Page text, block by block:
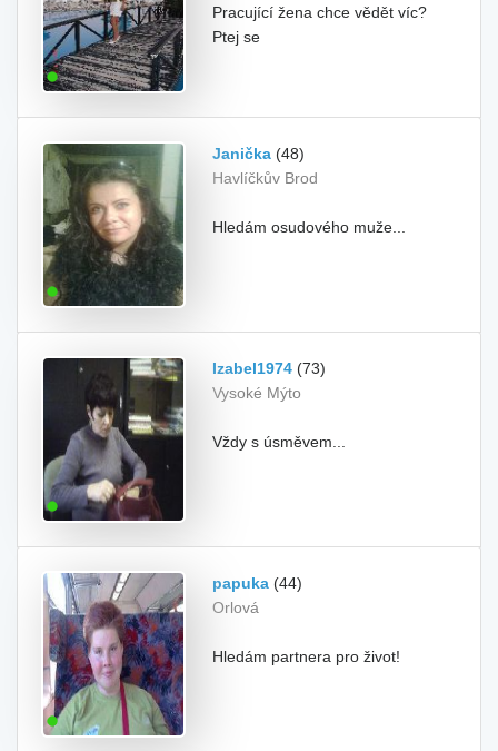
Pracující žena chce vědět víc?
Ptej se
Janička (48)
Havlíčkův Brod
Hledám osudového muže...
Izabel1974 (73)
Vysoké Mýto
Vždy s úsměvem...
papuka (44)
Orlová
Hledám partnera pro život!